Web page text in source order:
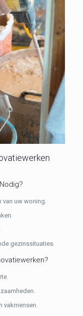
van uw woning.
gezinssituaties.
vakmensen.